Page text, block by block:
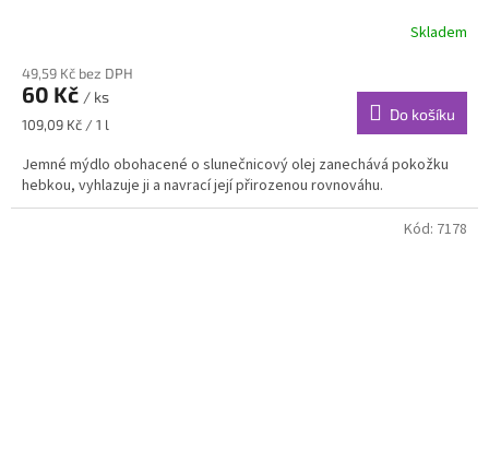
Skladem
49,59 Kč bez DPH
60 Kč / ks
Měrná
109,09 Kč / 1 l
Do košíku
Jemné mýdlo obohacené o slunečnicový olej zanechává pokožku
hebkou, vyhlazuje ji a navrací její přirozenou rovnováhu.
Kód: 7178